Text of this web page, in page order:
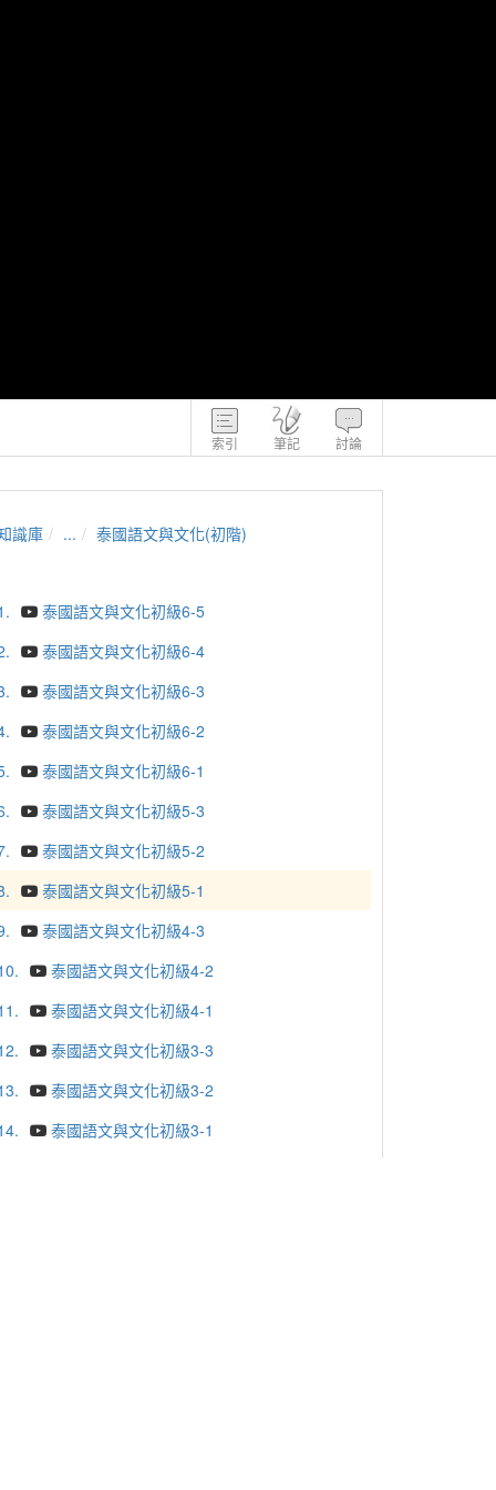
索引 筆記 討論
識庫 ... 泰國語文與文化(初階)
泰國語文與文化初級6-5
泰國語文與文化初級6-4
泰國語文與文化初級6-3
泰國語文與文化初級6-2
泰國語文與文化初級6-1
泰國語文與文化初級5-3
泰國語文與文化初級5-2
泰國語文與文化初級5-1
泰國語文與文化初級4-3
泰國語文與文化初級4-2
泰國語文與文化初級4-1
泰國語文與文化初級3-3
泰國語文與文化初級3-2
泰國語文與文化初級3-1